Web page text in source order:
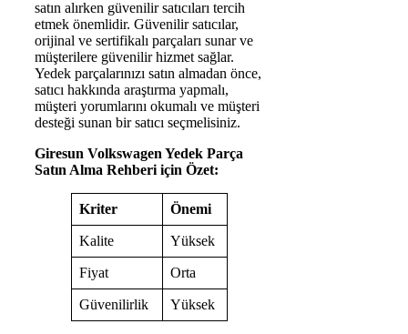
satın alırken güvenilir satıcıları tercih
etmek önemlidir. Güvenilir satıcılar,
orijinal ve sertifikalı parçaları sunar ve
müşterilere güvenilir hizmet sağlar.
Yedek parçalarınızı satın almadan önce,
satıcı hakkında araştırma yapmalı,
müşteri yorumlarını okumalı ve müşteri
desteği sunan bir satıcı seçmelisiniz.
Giresun Volkswagen Yedek Parça
Satın Alma Rehberi için Özet:
Kriter Önemi
Kalite Yüksek
Fiyat Orta
Güvenilirlik Yüksek